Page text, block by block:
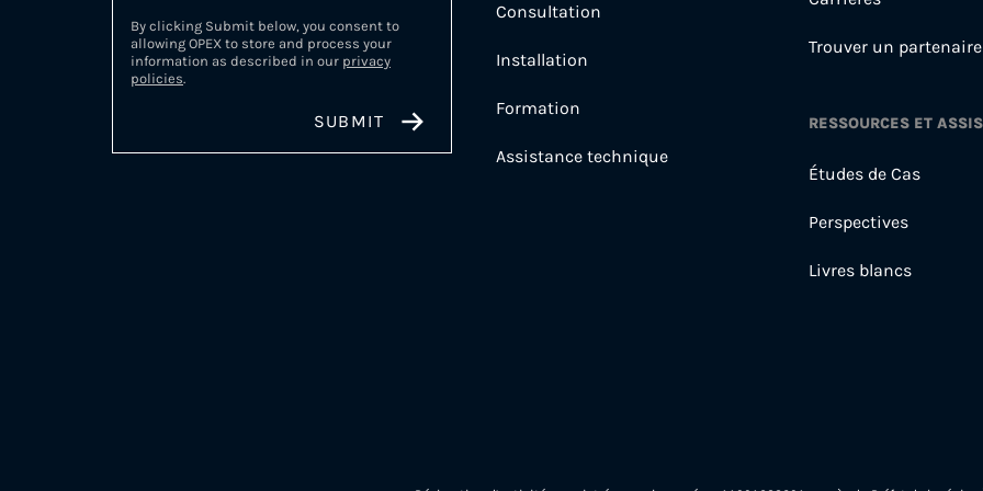
By clicking Submit below, you consent to
allowing OPEX to store and process your
information as described in our privacy
policies.
Consultation
Installation
Formation
Assistance technique
Trouver un partenaire
RESSOURCES ET
Études de Cas
Perspectives
Livres blancs